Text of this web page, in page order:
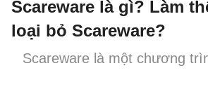
Scareware là gì? Làm
loại bỏ Scareware?
Scareware là một chương